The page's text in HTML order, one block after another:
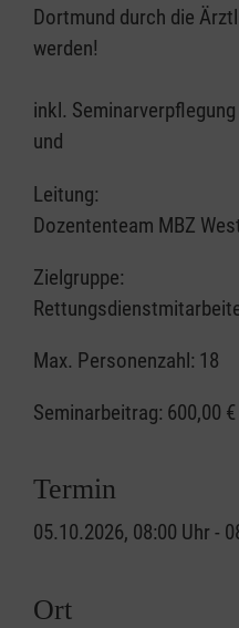
Dortmund durch die
werden!
inkl.
und
Leitung:
Dozententeam MBZ
Zielgruppe:
Max. Personenzahl: 18
Seminarbeitrag: 600,00 €
Termin
05.10.2026, 08:00 Uhr -
Ort